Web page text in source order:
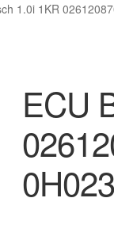
1.0i 1KR
ECU
0H023